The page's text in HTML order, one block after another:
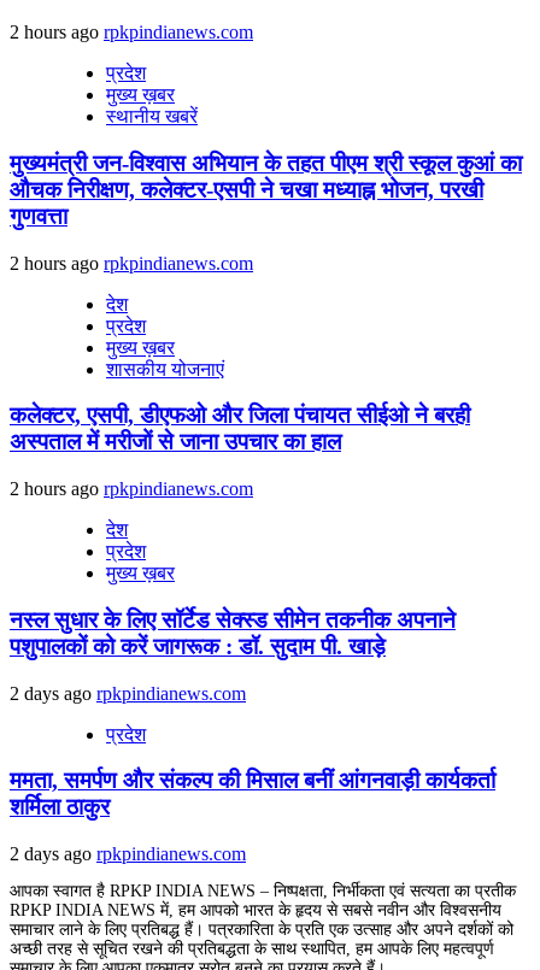
2 hours ago rpkpindianews.com
प्रदेश
मुख्य ख़बर
स्थानीय खबरें
मुख्यमंत्री जन-विश्वास अभियान के तहत पीएम श्री स्कूल कुआं का
औचक निरीक्षण, कलेक्टर-एसपी ने चखा मध्याह्न भोजन, परखी
गुणवत्ता
2 hours ago rpkpindianews.com
देश
प्रदेश
मुख्य ख़बर
शासकीय योजनाएं
कलेक्टर, एसपी, डीएफओ और जिला पंचायत सीईओ ने बरही
अस्पताल में मरीजों से जाना उपचार का हाल
2 hours ago rpkpindianews.com
देश
प्रदेश
मुख्य ख़बर
नस्ल सुधार के लिए सॉर्टेड सेक्स्ड सीमेन तकनीक अपनाने
पशुपालकों को करें जागरूक : डॉ. सुदाम पी. खाड़े
2 days ago rpkpindianews.com
प्रदेश
ममता, समर्पण और संकल्प की मिसाल बनीं आंगनवाड़ी कार्यकर्ता
शर्मिला ठाकुर
2 days ago rpkpindianews.com
आपका स्वागत है RPKP INDIA NEWS – निष्पक्षता, निर्भीकता एवं सत्यता का प्रतीक
RPKP INDIA NEWS में, हम आपको भारत के हृदय से सबसे नवीन और विश्वसनीय
समाचार लाने के लिए प्रतिबद्ध हैं। पत्रकारिता के प्रति एक उत्साह और अपने दर्शकों को
अच्छी तरह से सूचित रखने की प्रतिबद्धता के साथ स्थापित, हम आपके लिए महत्वपूर्ण